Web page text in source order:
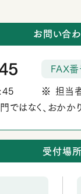
お問い合
FAX番
担当
はなく、おかか
受付場所